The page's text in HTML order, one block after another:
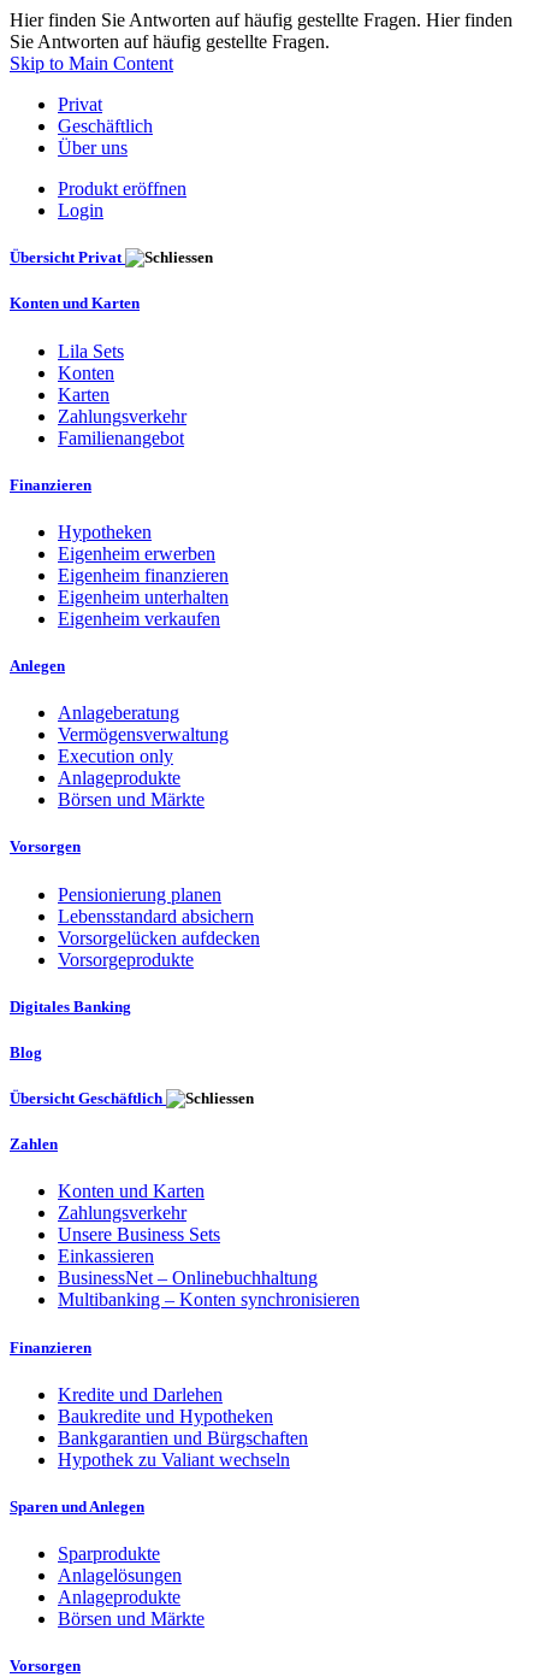
Hier finden Sie Antworten auf häufig gestellte Fragen. Hier finden
Sie Antworten auf häufig gestellte Fragen.
Skip to Main Content
Privat
Geschäftlich
Über uns
Produkt eröffnen
Login
Übersicht Privat
Konten und Karten
Lila Sets
Konten
Karten
Zahlungsverkehr
Familienangebot
Finanzieren
Hypotheken
Eigenheim erwerben
Eigenheim finanzieren
Eigenheim unterhalten
Eigenheim verkaufen
Anlegen
Anlageberatung
Vermögensverwaltung
Execution only
Anlageprodukte
Börsen und Märkte
Vorsorgen
Pensionierung planen
Lebensstandard absichern
Vorsorgelücken aufdecken
Vorsorgeprodukte
Digitales Banking
Blog
Übersicht Geschäftlich
Zahlen
Konten und Karten
Zahlungsverkehr
Unsere Business Sets
Einkassieren
BusinessNet – Onlinebuchhaltung
Multibanking – Konten synchronisieren
Finanzieren
Kredite und Darlehen
Baukredite und Hypotheken
Bankgarantien und Bürgschaften
Hypothek zu Valiant wechseln
Sparen und Anlegen
Sparprodukte
Anlagelösungen
Anlageprodukte
Börsen und Märkte
Vorsorgen